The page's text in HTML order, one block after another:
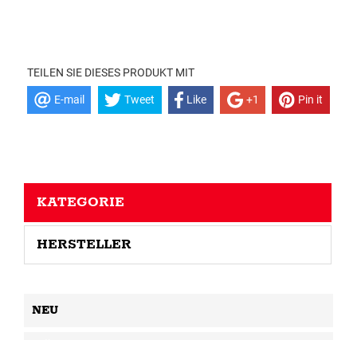
TEILEN SIE DIESES PRODUKT MIT
E-mail Tweet Like +1 Pin it
KATEGORIE
HERSTELLER
NEU